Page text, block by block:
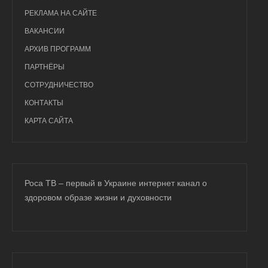
РЕКЛАМА НА САЙТЕ
ВАКАНСИИ
АРХИВ ПРОГРАММ
ПАРТНЁРЫ
СОТРУДНИЧЕСТВО
КОНТАКТЫ
КАРТА САЙТА
Роса ТВ – первый в Украине интернет канал о
здоровом образе жизни и духовности